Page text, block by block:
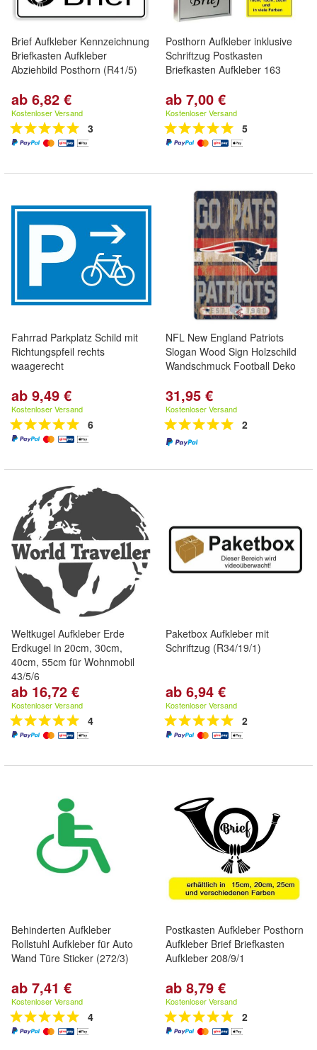
Brief Aufkleber Kennzeichnung
Briefkasten Aufkleber
Abziehbild Posthorn (R41/5)
ab 6,82 €
Kostenloser Versand
3
Posthorn Aufkleber inklusive
Schriftzug Postkasten
Briefkasten Aufkleber 163
ab 7,00 €
Kostenloser Versand
5
Fahrrad Parkplatz Schild mit
Richtungspfeil rechts
waagerecht
ab 9,49 €
Kostenloser Versand
6
NFL New England Patriots
Slogan Wood Sign Holzschild
Wandschmuck Football Deko
31,95 €
Kostenloser Versand
2
Weltkugel Aufkleber Erde
Erdkugel in 20cm, 30cm,
40cm, 55cm für Wohnmobil
43/5/6
ab 16,72 €
Kostenloser Versand
4
Paketbox Aufkleber mit
Schriftzug (R34/19/1)
ab 6,94 €
Kostenloser Versand
2
Behinderten Aufkleber
Rollstuhl Aufkleber für Auto
Wand Türe Sticker (272/3)
ab 7,41 €
Kostenloser Versand
4
Postkasten Aufkleber Posthorn
Aufkleber Brief Briefkasten
Aufkleber 208/9/1
ab 8,79 €
Kostenloser Versand
2